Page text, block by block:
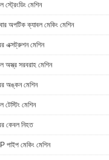
স্ট্রেংডিং মেশিন
অপটিক ক্যাবল মেকিং মেশিন
এক্সট্রুশন মেশিন
অস্ত্র সরবরাহ মেশিন
অঙ্কন মেশিন
টেস্টিং মেশিন
কেবল নিহত
পাইপ মেকিং মেশিন